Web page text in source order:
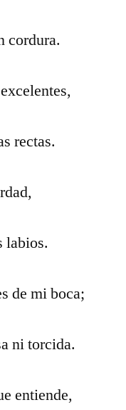
cordura.
rectas.
labios.
de mi boca;
ni torcida.
entiende,